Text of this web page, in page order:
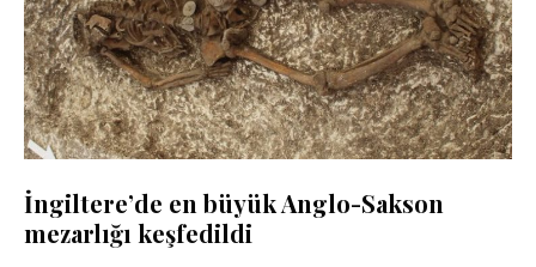
İngiltere’de en büyük Anglo-Sakson
mezarlığı keşfedildi